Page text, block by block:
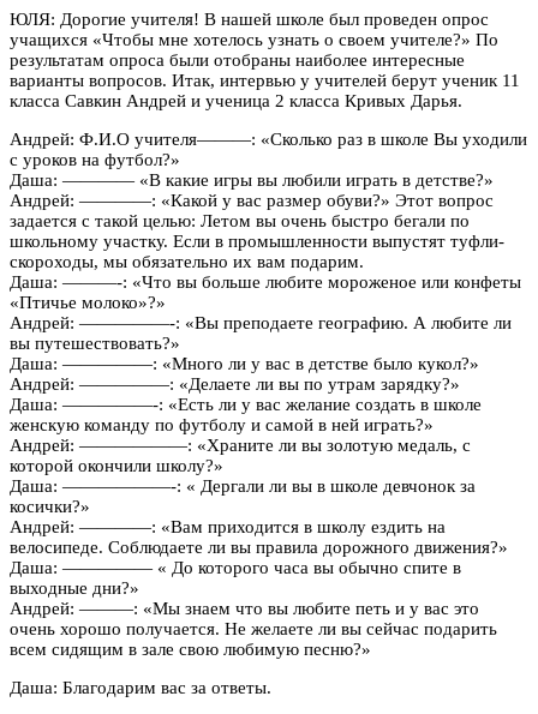
ЮЛЯ: Дорогие учителя! В нашей школе был проведен опрос
учащихся «Чтобы мне хотелось узнать о своем учителе?» По
результатам опроса были отобраны наиболее интересные
варианты вопросов. Итак, интервью у учителей берут ученик 11
класса Савкин Андрей и ученица 2 класса Кривых Дарья.
Андрей: Ф.И.О учителя———: «Сколько раз в школе Вы уходили
с уроков на футбол?»
Даша: ———— «В какие игры вы любили играть в детстве?»
Андрей: ————: «Какой у вас размер обуви?» Этот вопрос
задается с такой целью: Летом вы очень быстро бегали по
школьному участку. Если в промышленности выпустят туфли-
скороходы, мы обязательно их вам подарим.
Даша: ———-: «Что вы больше любите мороженое или конфеты
«Птичье молоко»?»
Андрей: —————-: «Вы преподаете географию. А любите ли
вы путешествовать?»
Даша: —————: «Много ли у вас в детстве было кукол?»
Андрей: —————: «Делаете ли вы по утрам зарядку?»
Даша: —————-: «Есть ли у вас желание создать в школе
женскую команду по футболу и самой в ней играть?»
Андрей: ——————: «Храните ли вы золотую медаль, с
которой окончили школу?»
Даша: ——————-: « Дергали ли вы в школе девчонок за
косички?»
Андрей: ————: «Вам приходится в школу ездить на
велосипеде. Соблюдаете ли вы правила дорожного движения?»
Даша: ————— « До которого часа вы обычно спите в
выходные дни?»
Андрей: ———: «Мы знаем что вы любите петь и у вас это
очень хорошо получается. Не желаете ли вы сейчас подарить
всем сидящим в зале свою любимую песню?»
Даша: Благодарим вас за ответы.